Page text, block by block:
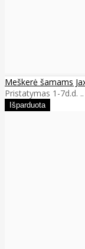
Meškerė šamams
Pristatymas 1-7d.d. ..